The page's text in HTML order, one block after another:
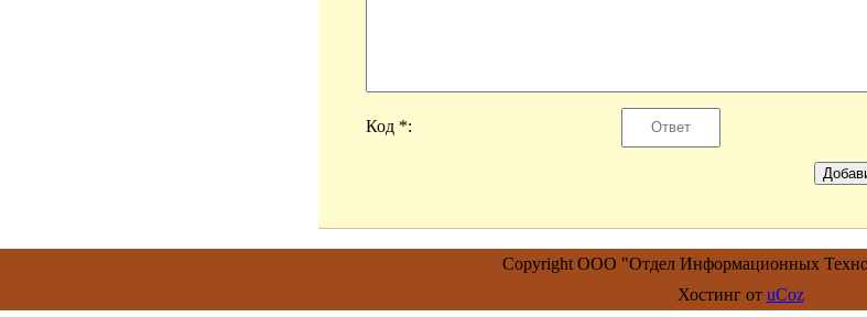
Код *:
Copyright ООО "Отдел Информационных
Хостинг от uCoz